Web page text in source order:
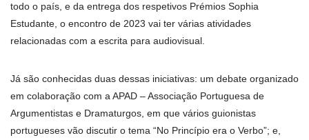
todo o país, e da entrega dos respetivos Prémios Sophia
Estudante, o encontro de 2023 vai ter várias atividades
relacionadas com a escrita para audiovisual.
Já são conhecidas duas dessas iniciativas: um debate organizado
em colaboração com a APAD – Associação Portuguesa de
Argumentistas e Dramaturgos, em que vários guionistas
portugueses vão discutir o tema “No Princípio era o Verbo”; e,